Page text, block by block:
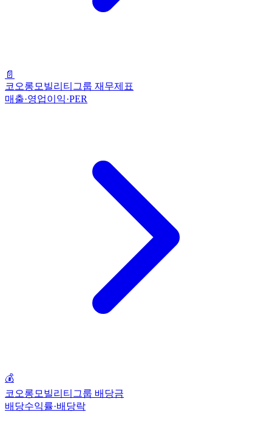
📄
코오롱모빌리티그룹 재무제표
매출·영업이익·PER
💰
코오롱모빌리티그룹 배당금
배당수익률·배당락